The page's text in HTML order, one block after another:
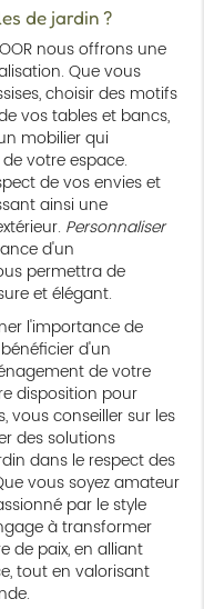
de jardin ?
nous offrons une
Que vous
choisir des motifs
vos tables et bancs,
mobilier qui
votre espace.
de vos envies et
ainsi une
Personnaliser
d'un
permettra de
et élégant.
l'importance de
d'un
de votre
disposition pour
vous conseiller sur les
des solutions
dans le respect des
vous soyez amateur
par le style
à transformer
de paix, en alliant
tout en valorisant